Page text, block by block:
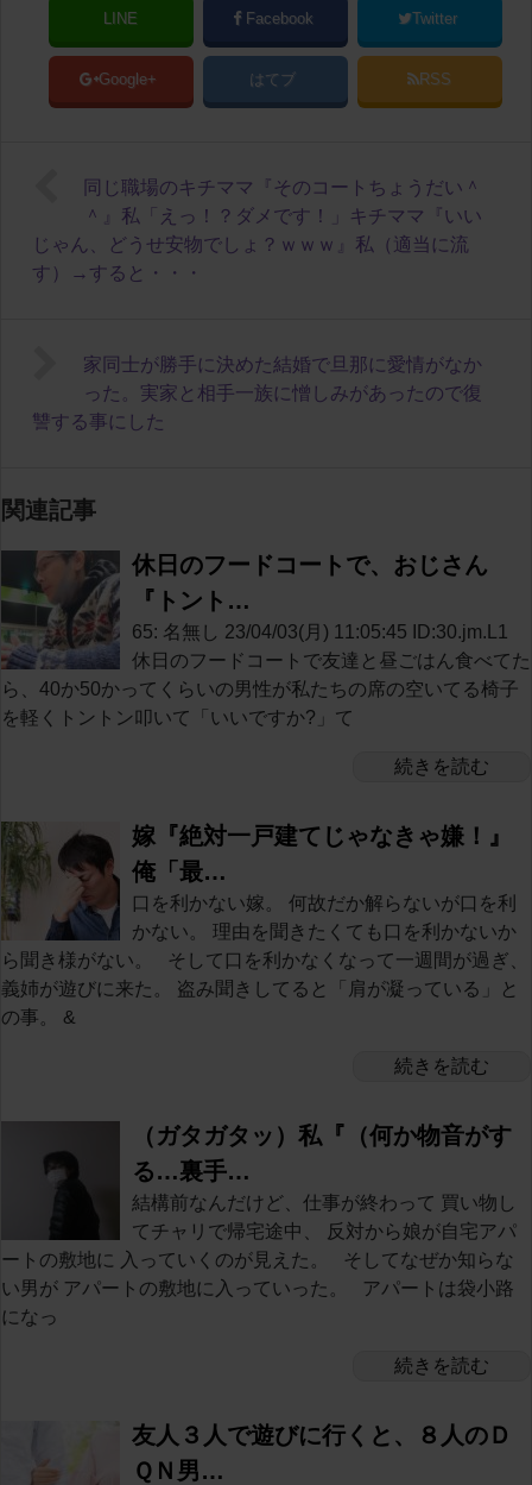
LINE Facebook Twitter
Google+ はてブ RSS
同じ職場のキチママ『そのコートちょうだい＾
＾』私「えっ！？ダメです！」キチママ『いい
じゃん、どうせ安物でしょ？ｗｗｗ』私（適当に流
す）→すると・・・
家同士が勝手に決めた結婚で旦那に愛情がなか
った。実家と相手一族に憎しみがあったので復
讐する事にした
関連記事
休日のフードコートで、おじさん
『トント…
65: 名無し 23/04/03(月) 11:05:45 ID:30.jm.L1
休日のフードコートで友達と昼ごはん食べてた
ら、40か50かってくらいの男性が私たちの席の空いてる椅子
を軽くトントン叩いて「いいですか?」て
続きを読む
嫁『絶対一戸建てじゃなきゃ嫌！』
俺「最…
口を利かない嫁。 何故だか解らないが口を利
かない。 理由を聞きたくても口を利かないか
ら聞き様がない。 そして口を利かなくなって一週間が過ぎ、
義姉が遊びに来た。 盗み聞きしてると「肩が凝っている」と
の事。 &
続きを読む
（ガタガタッ）私『（何か物音がす
る…裏手…
結構前なんだけど、仕事が終わって 買い物し
てチャリで帰宅途中、 反対から娘が自宅アパ
ートの敷地に 入っていくのが見えた。 そしてなぜか知らな
い男が アパートの敷地に入っていった。 アパートは袋小路
になっ
続きを読む
友人３人で遊びに行くと、８人のＤ
ＱＮ男…